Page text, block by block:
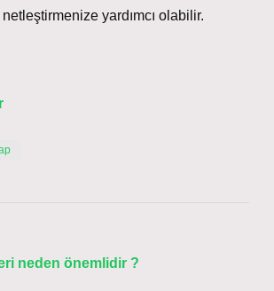
netleştirmenize yardımcı olabilir.
neden önemlidir ?